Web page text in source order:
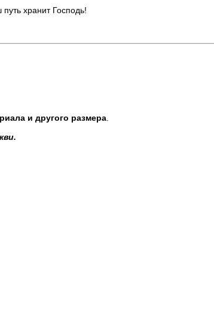
хранит Господь!
и другого размера